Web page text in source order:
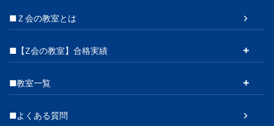
■Ｚ会の教室とは
■【Z会の教室】合格実績
■教室一覧
■よくある質問